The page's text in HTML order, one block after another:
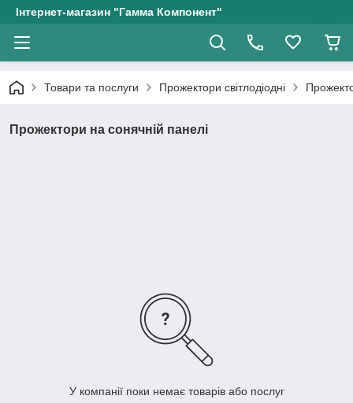
Інтернет-магазин "Гамма Компонент"
Товари та послуги Прожектори світлодіодні
Прожектори на сонячній панелі
У компанії поки немає товарів або послуг